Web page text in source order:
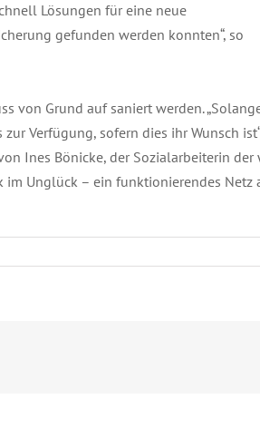
Lösungen für eine neue
gefunden werden konnten“, so
von Grund auf saniert werden.
Verfügung, sofern dies ihr Wunsch
Ines Bönicke, der Sozialarbeiterin
im Unglück – ein funktionierendes